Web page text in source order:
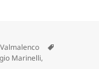
Marinelli,